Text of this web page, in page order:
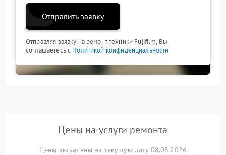
Отправить заявку
Отправляя заявку на ремонт техники Fujifilm, Вы
соглашаетесь с Политикой конфиденциальности
Цены на услуги ремонта
Цены актуальны на текущую дату 08.08.2026